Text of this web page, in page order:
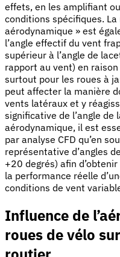
effets, en les amplifiant
conditions spécifiques. La
aérodynamique » est
l’angle effectif du vent
supérieur à l’angle de
rapport au vent) en
surtout pour les roues à
peut affecter la manière
vents latéraux et y
significative de l’angle
aérodynamique, il est
par analyse CFD qu’en
représentative d’angles
+20 degrés) afin
la performance réelle
conditions de vent
Influence de
roues de vélo